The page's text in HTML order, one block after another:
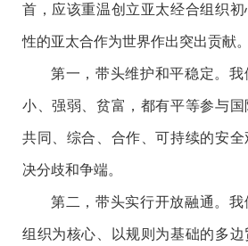
首，应该重温创立亚太经合组织
性的亚太合作为世界作出突出贡献。
第一，带头维护和平稳定。
小、强弱、贫富，都有平等参与
共同、综合、合作、可持续的安
决分歧和争端。
第二，带头实行开放融通。
组织为核心、以规则为基础的多